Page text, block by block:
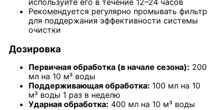
Рекомендуется регулярно промывать фильтр
для поддержания эффективности системы
очистки
Дозировка
Первичная обработка (в начале сезона): 200
мл на 10 м³ воды
Поддерживающая обработка: 100 мл на 10
м³ воды 1 раз в неделю
Ударная обработка: 400 мл на 10 м³ воды